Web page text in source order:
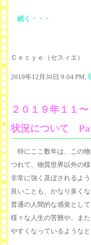
続く・・・
Ｃｅｃｙｅ（セスィエ）
2019年12月30日 9:04 PM,
２０１９年１１
状況について
特にここ数年は、この
つれて、物質世界以外の
非常に強く及ぼされるよ
良いことも、かなり多く
普通の人間的な感覚とし
様々な人生の苦難や、ま
やすくなっているような